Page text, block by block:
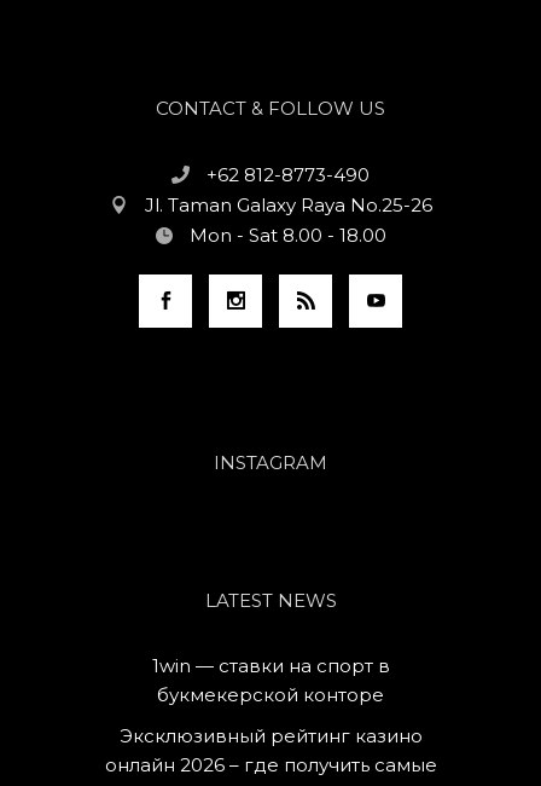
CONTACT & FOLLOW US
+62 812-8773-490
Jl. Taman Galaxy Raya No.25-26
Mon - Sat 8.00 - 18.00
INSTAGRAM
LATEST NEWS
1win — ставки на спорт в
букмекерской конторе
Эксклюзивный рейтинг казино
онлайн 2026 – где получить самые